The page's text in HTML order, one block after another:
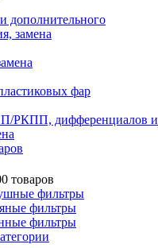
дополнительного
замена
фар
РКПП, дифференциалов и
товаров
фильтры
фильтры
фильтры